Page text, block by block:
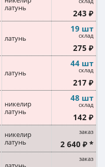
латунь
243 ₽
латунь
19 шт
склад
275 ₽
латунь
44 шт
склад
217 ₽
никелир
латунь
48 шт
склад
142 ₽
никелир
латунь
заказ
2 640 ₽ *
заказ